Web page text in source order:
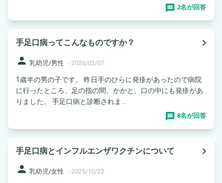
2名が回答
手足口病ってこんなものですか？
navigate_next
person 乳幼児/男性 - 2026/02/07
1歳半の男の子です。 昨日手のひらに発疹があったので病院
に行ったところ、足の指の間、かかと、口の中にも発疹があ
りました。 手足口病と診断されま...
8名が回答
手足口病とインフルエンザワクチンについて
navigate_next
person 乳幼児/女性 - 2025/10/23